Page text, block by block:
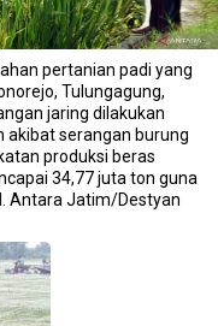
pertanian padi yang
Tulungagung,
jaring dilakukan
akibat serangan burung
produksi beras
34,77 juta ton guna
Antara Jatim/Destyan